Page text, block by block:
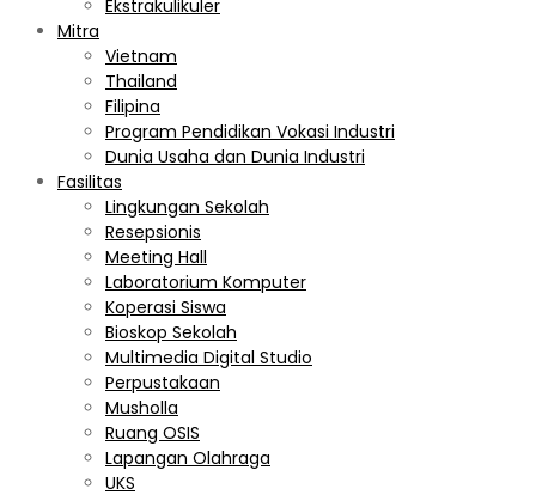
Ekstrakulikuler
Mitra
Vietnam
Thailand
Filipina
Program Pendidikan Vokasi Industri
Dunia Usaha dan Dunia Industri
Fasilitas
Lingkungan Sekolah
Resepsionis
Meeting Hall
Laboratorium Komputer
Koperasi Siswa
Bioskop Sekolah
Multimedia Digital Studio
Perpustakaan
Musholla
Ruang OSIS
Lapangan Olahraga
UKS